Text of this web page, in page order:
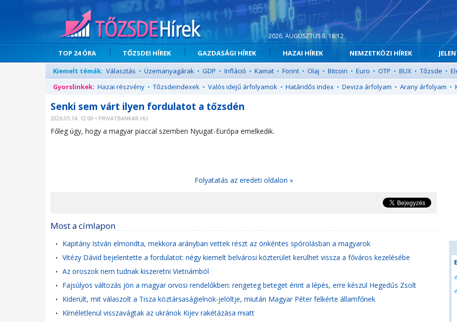
2026. AUGUSZTUS 8. 18:12
TOP 24 ÓRA TŐZSDEI HÍREK GAZDASÁGI HÍREK HAZAI HÍREK NEMZETKÖZI HÍREK
Kiemelt témák: Választás • Üzemanyagárak • GDP • Infláció • Kamat • Forint • Olaj • Bitcoin • Euro • OTP • BUX • Tőzsde •
Gyorslinkek: Hazai részvény • Tőzsdeindexek • Valós idejű árfolyamok • Határidős index • Deviza árfolyam • Arany árfolyam •
Senki sem várt ilyen fordulatot a tőzsdén
2026.05.14. 12:00 • PRIVATBANKAR.HU
Főleg úgy, hogy a magyar piaccal szemben Nyugat-Európa emelkedik.
Folyatatás az eredeti oldalon »
Most a címlapon
• Kapitány István elmondta, mekkora arányban vettek részt az önkéntes spórolásban a magyarok
• Vitézy Dávid bejelentette a fordulatot: négy kiemelt belvárosi közterület kerülhet vissza a főváros kezelésébe
• Az oroszok nem tudnak kiszeretni Vietnámból
• Fajsúlyos változás jön a magyar orvosi rendelőkben: rengeteg beteget érint a lépés, erre készül Hegedűs Zsolt
• Kiderült, mit válaszolt a Tisza köztársaságielnök-jelöltje, miután Magyar Péter felkérte államfőnek
• Kíméletlenül visszavágtak az ukránok Kijev rakétázása miatt